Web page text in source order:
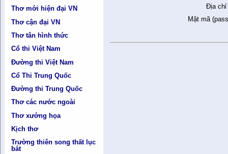
Thơ mới hiện đại VN
Thơ cận đại VN
Thơ tân hình thức
Cổ thi Việt Nam
Đường thi Việt Nam
Cổ Thi Trung Quốc
Đường thi Trung Quốc
Thơ các nước ngoài
Thơ xướng họa
Kịch thơ
Trường thiên song thất lục
bát
Địa chỉ
Mật mã